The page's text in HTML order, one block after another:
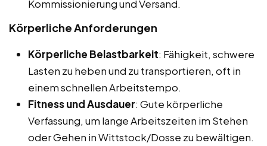
Kommissionierung und Versand.
Körperliche Anforderungen
Körperliche Belastbarkeit: Fähigkeit, schwere
Lasten zu heben und zu transportieren, oft in
einem schnellen Arbeitstempo.
Fitness und Ausdauer: Gute körperliche
Verfassung, um lange Arbeitszeiten im Stehen
oder Gehen in Wittstock/Dosse zu bewältigen.